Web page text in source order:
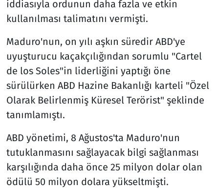
iddiasıyla ordunun daha fazla ve etkin
kullanılması talimatını vermişti.
Maduro'nun, on yılı aşkın süredir ABD'ye
uyuşturucu kaçakçılığından sorumlu "Cartel
de los Soles"in liderliğini yaptığı öne
sürülürken ABD Hazine Bakanlığı karteli "Özel
Olarak Belirlenmiş Küresel Terörist" şeklinde
tanımlamıştı.
ABD yönetimi, 8 Ağustos'ta Maduro'nun
tutuklanmasını sağlayacak bilgi sağlanması
karşılığında daha önce 25 milyon dolar olan
ödülü 50 milyon dolara yükseltmişti.